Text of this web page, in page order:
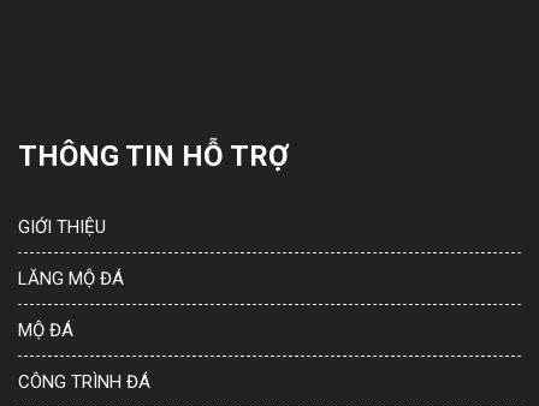
THÔNG TIN HỖ TRỢ
GIỚI THIỆU
LĂNG MỘ ĐÁ
MỘ ĐÁ
CÔNG TRÌNH ĐÁ